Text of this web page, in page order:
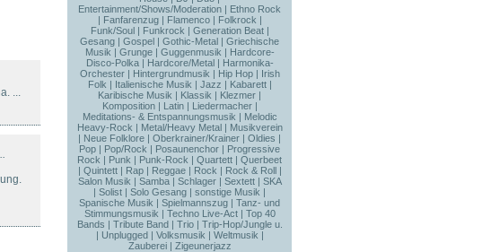
Entertainment/Shows/Moderation | Ethno Rock
| Fanfarenzug| Flamenco| Folkrock |
Funk/Soul| Funkrock | Generation Beat|
Gesang | Gospel | Gothic-Metal | Griechische
Musik | Grunge| Guggenmusik | Hardcore-
Disco-Polka| Hardcore/Metal| Harmonika-
Orchester| Hintergrundmusik | Hip Hop| Irish
Folk | Italienische Musik | Jazz | Kabarett|
Karibische Musik | Klassik | Klezmer |
Komposition| Latin| Liedermacher|
Meditations- & Entspannungsmusik | Melodic
Heavy-Rock | Metal/Heavy Metal| Musikverein
| Neue Folklore | Oberkrainer/Krainer | Oldies |
Pop | Pop/Rock | Posaunenchor | Progressive
Rock | Punk | Punk-Rock | Quartett | Querbeet
| Quintett| Rap| Reggae| Rock | Rock & Roll|
Salon Musik | Samba | Schlager | Sextett | SKA
| Solist | Solo Gesang | sonstige Musik |
Spanische Musik | Spielmannszug | Tanz- und
Stimmungsmusik | Techno Live-Act| Top 40
Bands | Tribute Band| Trio| Trip-Hop/Jungle u.
| Unplugged| Volksmusik | Weltmusik |
Zauberei| Zigeunerjazz
...